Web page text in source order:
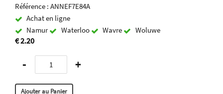
Référence : ANNEF7E84A
Achat en ligne
Namur
Waterloo Wavre Woluwe
€ 2.20
- +